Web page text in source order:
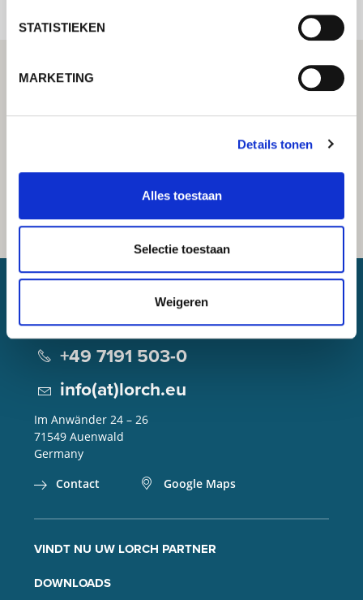
STATISTIEKEN
MARKETING
Details tonen
Alles toestaan
Selectie toestaan
Weigeren
Lorch Schweißtechnik GmbH
+49 7191 503-0
info(at)lorch.eu
Im Anwänder 24 – 26
71549 Auenwald
Germany
Contact
Google Maps
VINDT NU UW LORCH PARTNER
DOWNLOADS